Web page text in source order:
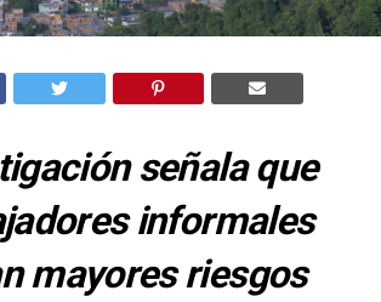
señala que
informales
mayores riesgos